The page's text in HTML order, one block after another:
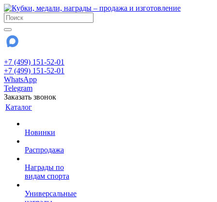
+7 (499) 151-52-01
+7 (499) 151-52-01
WhatsApp
Telegram
Заказать звонок
Каталог
Новинки
Распродажа
Награды по
видам спорта
Универсальные